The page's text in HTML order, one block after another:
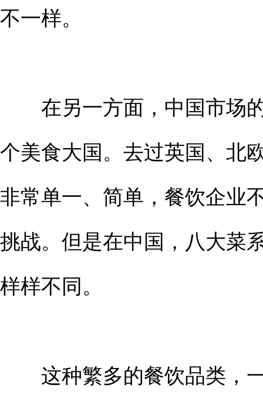
不一样。
在另一方面，中国市场
个美食大国。去过英国、北
非常单一、简单，餐饮企业
挑战。但是在中国，八大菜
样样不同。
这种繁多的餐饮品类，